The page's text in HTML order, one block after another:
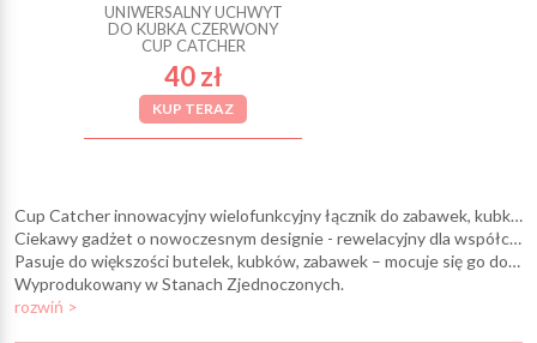
UNIWERSALNY UCHWYT
DO KUBKA CZERWONY
CUP CATCHER
40 zł
KUP TERAZ
Cup Catcher innowacyjny wielofunkcyjny łącznik do zabawek, kubków i innych akcesoriów dziecięcych.
Ciekawy gadżet o nowoczesnym designie - rewelacyjny dla współczesnych rodziców.
Pasuje do większości butelek, kubków, zabawek – mocuje się go do wózków, fotelików, krzesełek itp.
Wyprodukowany w Stanach Zjednoczonych.
rozwiń >